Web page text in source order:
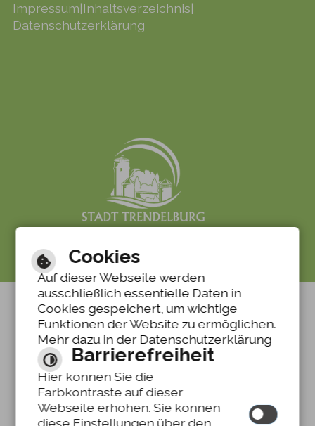
Impressum|Inhaltsverzeichnis|
Datenschutzerklärung
Barrierefreie Ansicht
Cookies
Auf dieser Webseite werden
ausschließlich essentielle Daten in
Cookies gespeichert, um wichtige
Funktionen der Website zu ermöglichen.
Mehr dazu in der Datenschutzerklärung
Barrierefreiheit
Hier können Sie die
Farbkontraste auf dieser
Webseite erhöhen. Sie können
diese Einstellungen über den